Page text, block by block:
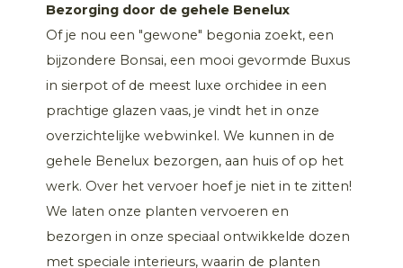
Bezorging door de gehele Benelux
Of je nou een "gewone" begonia zoekt, een
bijzondere Bonsai, een mooi gevormde Buxus
in sierpot of de meest luxe orchidee in een
prachtige glazen vaas, je vindt het in onze
overzichtelijke webwinkel. We kunnen in de
gehele Benelux bezorgen, aan huis of op het
werk. Over het vervoer hoef je niet in te zitten!
We laten onze planten vervoeren en
bezorgen in onze speciaal ontwikkelde dozen
met speciale interieurs, waarin de planten